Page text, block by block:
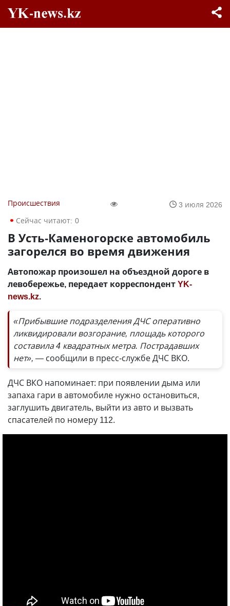
Происшествия
3 июля 2026
Сейчас читают: 0
В Усть-Каменогорске автомобиль
загорелся во время движения
Автопожар произошел на объездной дороге в
левобережье, передает корреспондентYK-
news.kz.
«Прибывшие подразделения ДЧС оперативно
ликвидировали возгорание, площадь которого
составила 4 квадратных метра. Пострадавших
нет», — сообщили в пресс-службе ДЧС ВКО.
ДЧС ВКО напоминает: при появлении дыма или
запаха гари в автомобиле нужно остановиться,
заглушить двигатель, выйти из авто и вызвать
спасателей по номеру 112.